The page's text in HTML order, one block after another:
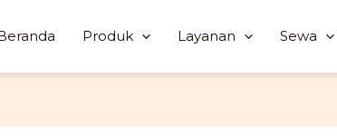
Produk Layanan Sewa